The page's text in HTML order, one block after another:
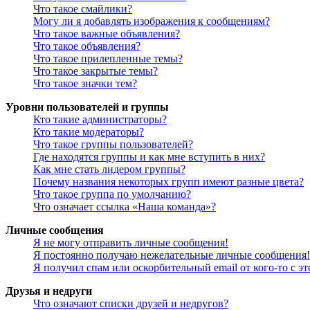
Что такое смайлики?
Могу ли я добавлять изображения к сообщениям?
Что такое важные объявления?
Что такое объявления?
Что такое прилепленные темы?
Что такое закрытые темы?
Что такое значки тем?
Уровни пользователей и группы
Кто такие администраторы?
Кто такие модераторы?
Что такое группы пользователей?
Где находятся группы и как мне вступить в них?
Как мне стать лидером группы?
Почему названия некоторых групп имеют разные цвета?
Что такое группа по умолчанию?
Что означает ссылка «Наша команда»?
Личные сообщения
Я не могу отправить личные сообщения!
Я постоянно получаю нежелательные личные сообщения!
Я получил спам или оскорбительный email от кого-то с
Друзья и недруги
Что означают списки друзей и недругов?